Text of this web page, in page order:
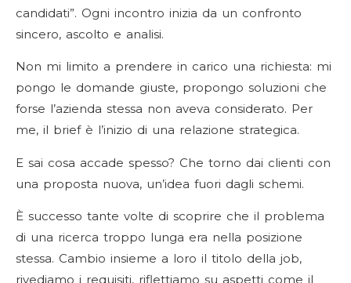
candidati”. Ogni incontro inizia da un confronto
sincero, ascolto e analisi.
Non mi limito a prendere in carico una richiesta: mi
pongo le domande giuste, propongo soluzioni che
forse l’azienda stessa non aveva considerato. Per
me, il brief è l’inizio di una relazione strategica.
E sai cosa accade spesso? Che torno dai clienti con
una proposta nuova, un’idea fuori dagli schemi.
È successo tante volte di scoprire che il problema
di una ricerca troppo lunga era nella posizione
stessa. Cambio insieme a loro il titolo della job,
rivediamo i requisiti, riflettiamo su aspetti come il